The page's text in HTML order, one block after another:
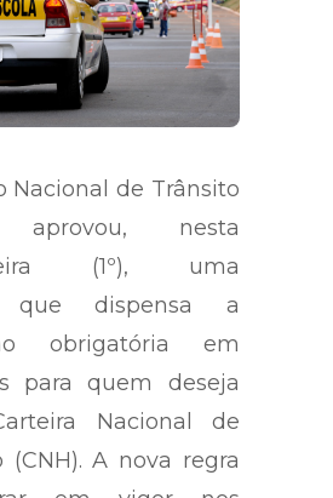
Nacional de Trânsito
aprovou, nesta
feira (1º), uma
que dispensa a
obrigatória em
para quem deseja
Nacional de
(CNH). A nova regra